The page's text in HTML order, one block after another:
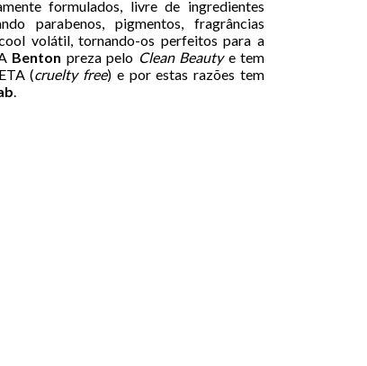
formulados, livre de ingredientes
parabenos, pigmentos, fragrâncias
volátil, tornando-os perfeitos para a
Benton preza pelo Clean Beautye tem
(cruelty free) e por estas razões tem
.